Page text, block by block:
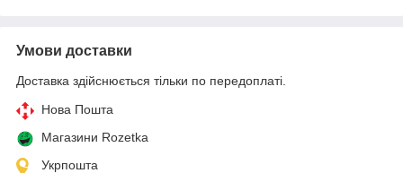
Умови доставки
Доставка здійснюється тільки по передоплаті.
Нова Пошта
Магазини Rozetka
Укрпошта